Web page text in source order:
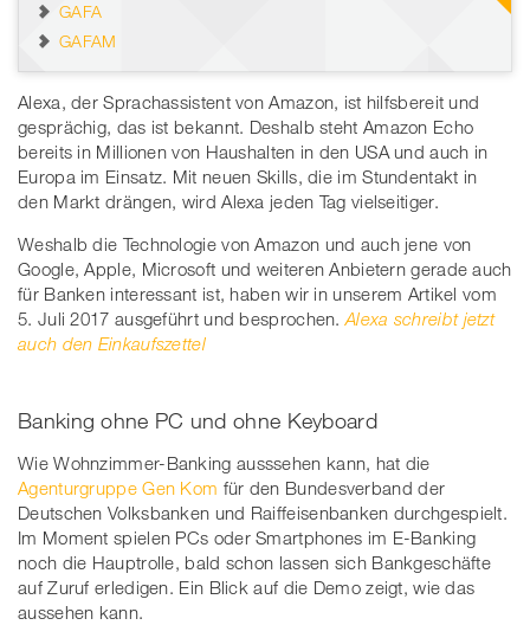
GAFA
GAFAM
Alexa, der Sprachassistent von Amazon, ist hilfsbereit und
gesprächig, das ist bekannt. Deshalb steht Amazon Echo
bereits in Millionen von Haushalten in den USA und auch in
Europa im Einsatz. Mit neuen Skills, die im Stundentakt in
den Markt drängen, wird Alexa jeden Tag vielseitiger.
Weshalb die Technologie von Amazon und auch jene von
Google, Apple, Microsoft und weiteren Anbietern gerade auch
für Banken interessant ist, haben wir in unserem Artikel vom
5. Juli 2017 ausgeführt und besprochen.Alexa schreibt jetzt
auch den Einkaufszettel
Banking ohne PC und ohne Keyboard
Wie Wohnzimmer-Banking ausssehen kann, hat die
Agenturgruppe Gen Kom für den Bundesverband der
Deutschen Volksbanken und Raiffeisenbanken durchgespielt.
Im Moment spielen PCs oder Smartphones im E-Banking
noch die Hauptrolle, bald schon lassen sich Bankgeschäfte
auf Zuruf erledigen. Ein Blick auf die Demo zeigt, wie das
aussehen kann.